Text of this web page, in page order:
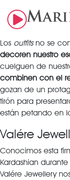
Los outfitsno se
decoren nuestro
cuelguen de
combinen con el
gozan de un
tirón para
están petando en
Valére
Conocimos esta
Kardashian
Valére Jewellery